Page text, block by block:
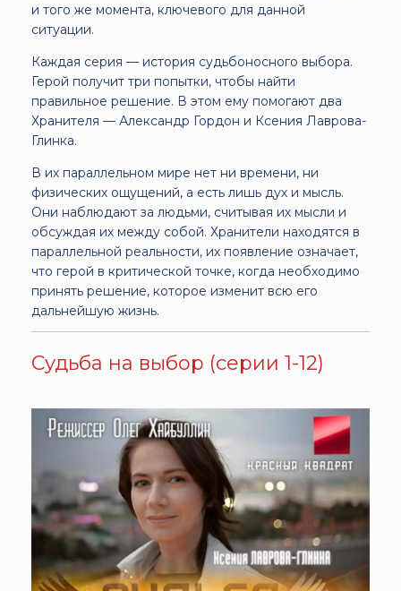
и того же момента, ключевого для данной
ситуации.
Каждая серия — история судьбоносного выбора.
Герой получит три попытки, чтобы найти
правильное решение. В этом ему помогают два
Хранителя — Александр Гордон и Ксения Лаврова-
Глинка.
В их параллельном мире нет ни времени, ни
физических ощущений, а есть лишь дух и мысль.
Они наблюдают за людьми, считывая их мысли и
обсуждая их между собой. Хранители находятся в
параллельной реальности, их появление означает,
что герой в критической точке, когда необходимо
принять решение, которое изменит всю его
дальнейшую жизнь.
Судьба на выбор (серии 1-12)